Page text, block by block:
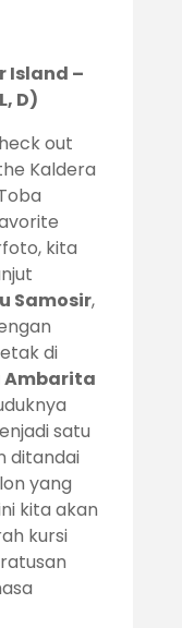
Island –
D)
out
Kaldera
kita
Samosir,
di
Ambarita
satu
ditandai
yang
kita akan
kursi